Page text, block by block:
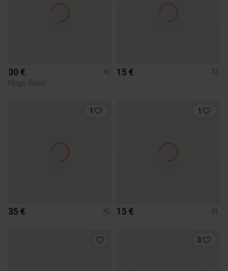
30 €
XL
Hugo Boss
15 € XL
1
35 € XL
1
15 € XL
3